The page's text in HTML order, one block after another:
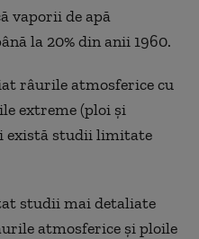
vaporii de apă
la 20% din anii 1960.
râurile atmosferice cu
extreme (ploi și
există studii limitate
studii mai detaliate
atmosferice și ploile